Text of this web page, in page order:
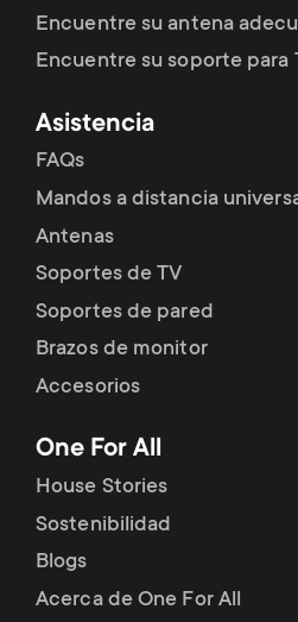
Encuentre su antena
Encuentre su soporte para
Asistencia
FAQs
Mandos a distancia
Antenas
Soportes de TV
Soportes de pared
Brazos de monitor
Accesorios
One For All
House Stories
Sostenibilidad
Blogs
Acerca de One For All